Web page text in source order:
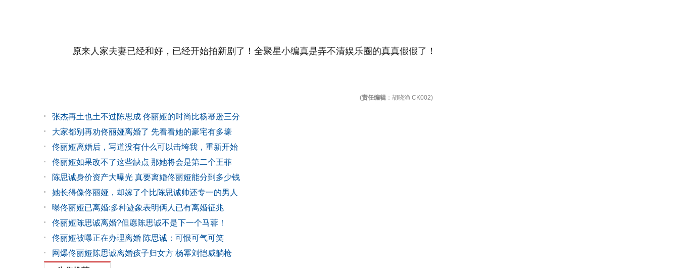
原来人家夫妻已经和好，已经开始拍新剧了！全聚星小编真是弄不清娱乐圈的真真假假了！
(责任编辑 ：胡晓渔 CK002)
张杰再土也土不过陈思成 佟丽娅的时尚比杨幂逊三分
大家都别再劝佟丽娅离婚了 先看看她的豪宅有多壕
佟丽娅离婚后，写道没有什么可以击垮我，重新开始
佟丽娅如果改不了这些缺点 那她将会是第二个王菲
陈思诚身价资产大曝光 真要离婚佟丽娅能分到多少钱
她长得像佟丽娅，却嫁了个比陈思诚帅还专一的男人
曝佟丽娅已离婚:多种迹象表明俩人已有离婚征兆
佟丽娅陈思诚离婚?但愿陈思诚不是下一个马蓉！
佟丽娅被曝正在办理离婚 陈思诚：可恨可气可笑
网爆佟丽娅陈思诚离婚孩子归女方 杨幂刘恺威躺枪